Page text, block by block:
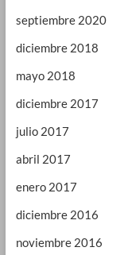
septiembre 2020
diciembre 2018
mayo 2018
diciembre 2017
julio 2017
abril 2017
enero 2017
diciembre 2016
noviembre 2016